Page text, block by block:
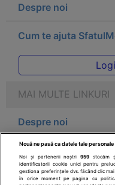
Despre noi
Cum te ajuta
MAI MULTE LINKURI
Despre noi
Legal
Drepturile
Nouă ne pasă ca datele tale
Noi și partenerii noștri959 stocăm
identificatorii cookie unici pentru
gestiona preferințele dvs. făcând clic
în orice moment pe pagina cu